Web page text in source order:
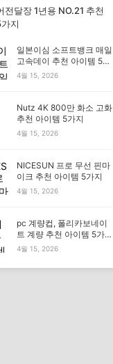
전달장 1년용 NO.21 추천
지
일본이심 소프트뱅크 매일
고속데이 추천 아이템 5가
지
4월 15, 2026
Nutz 4K 800만 화소 고화
추천 아이템 5가지
4월 15, 2026
NICESUN 프로 무선 핀마
이크 추천 아이템 5가지
4월 15, 2026
pc 계량컵, 폴리카보네이
트 계량 추천 아이템 5가
지
4월 15, 2026